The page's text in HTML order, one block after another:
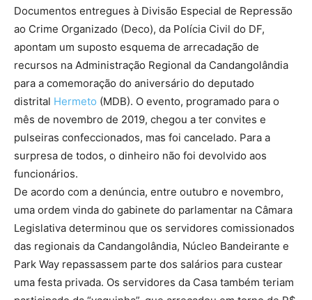
Documentos entregues à Divisão Especial de Repressão
ao Crime Organizado (Deco), da Polícia Civil do DF,
apontam um suposto esquema de arrecadação de
recursos na Administração Regional da Candangolândia
para a comemoração do aniversário do deputado
distrital Hermeto (MDB). O evento, programado para o
mês de novembro de 2019, chegou a ter convites e
pulseiras confeccionados, mas foi cancelado. Para a
surpresa de todos, o dinheiro não foi devolvido aos
funcionários.
De acordo com a denúncia, entre outubro e novembro,
uma ordem vinda do gabinete do parlamentar na Câmara
Legislativa determinou que os servidores comissionados
das regionais da Candangolândia, Núcleo Bandeirante e
Park Way repassassem parte dos salários para custear
uma festa privada. Os servidores da Casa também teriam